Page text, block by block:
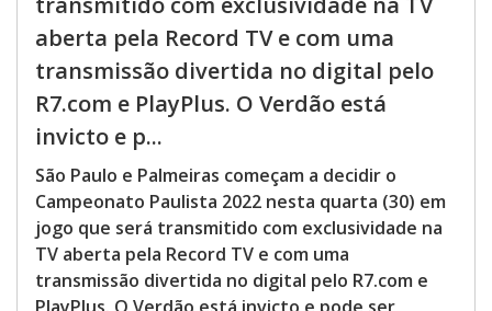
aberta pela Record TV e com uma
transmissão divertida no digital pelo
R7.com e PlayPlus. O Verdão está
invicto e p...
São Paulo e Palmeiras começam a decidir o
Campeonato Paulista 2022 nesta quarta (30) em
jogo que será transmitido com exclusividade na
TV aberta pela Record TV e com uma
transmissão divertida no digital pelo R7.com e
PlayPlus. O Verdão está invicto e pode ser